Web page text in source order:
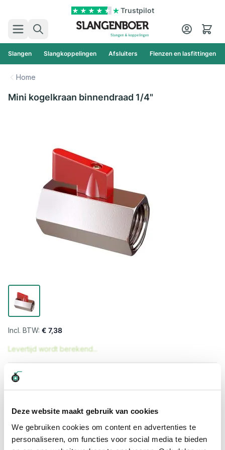
Deze website maakt gebruik van cookies
We gebruiken cookies om content en advertenties te
personaliseren, om functies voor social media te bieden
Trustpilot
Zoek
Cart
Slangen Slangkoppelingen Afsluiters Flenzen en lasfittingen
Home
Mini kogelkraan binnendraad 1/4"
€ 7,38
Levertijd wordt berekend...
15.000 producten uit voorraad
Snel naar